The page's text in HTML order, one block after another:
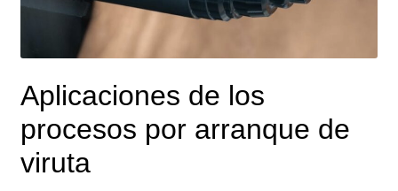
Aplicaciones de los
procesos por arranque de
viruta